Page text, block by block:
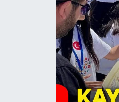
11:11 MANŞET